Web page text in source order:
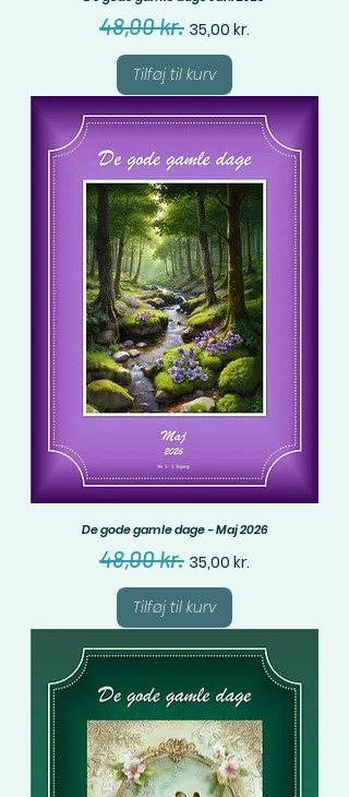
Regulær pris
48,00 kr. Salgspris
35,00 kr.
Tilføj til kurv
De gode gamle dage - Maj 2026
Regulær pris
48,00 kr. Salgspris
35,00 kr.
Tilføj til kurv